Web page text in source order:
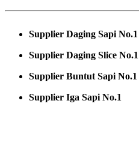
Supplier Daging Sapi No.1
Supplier Daging Slice No.1
Supplier Buntut Sapi No.1
Supplier Iga Sapi No.1